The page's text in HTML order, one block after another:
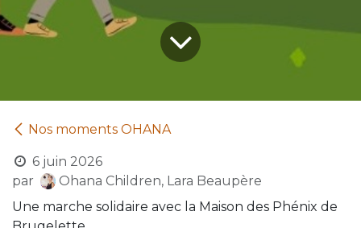
Nos moments OHANA
6 juin 2026
par
Ohana Children, Lara Beaupère
Une marche solidaire avec la Maison des Phénix de